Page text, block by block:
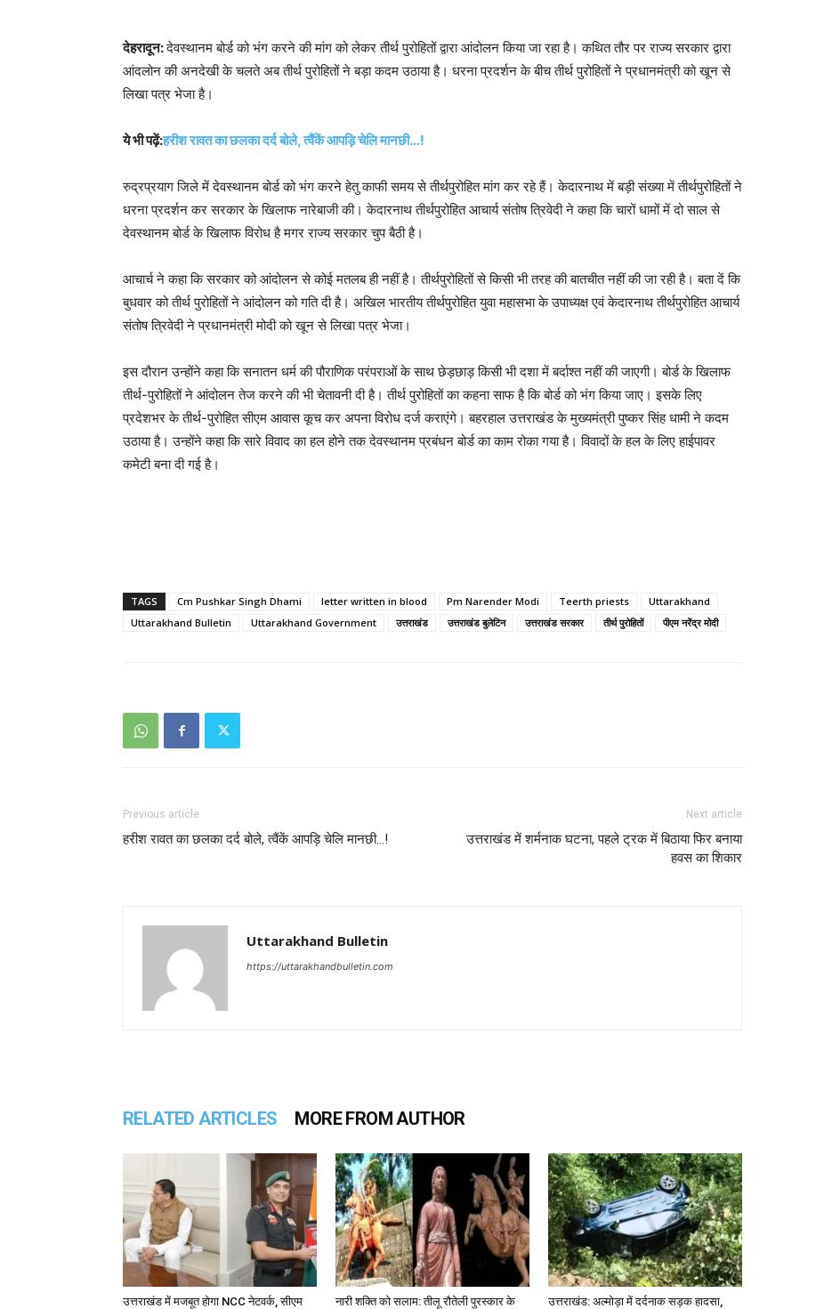
देहरादून:देवस्थानम बोर्ड को भंग करने की मांग को लेकर तीर्थ पुरोहितों द्वारा आंदोलन किया जा रहा है। कथित तौर पर राज्य सरकार द्वारा
आंदलोन की अनदेखी के चलते अब तीर्थ पुरोहितों ने बड़ा कदम उठाया है। धरना प्रदर्शन के बीच तीर्थ पुरोहितों ने प्रधानमंत्री को खून से
लिखा पत्र भेजा है।
ये भी पढ़ें:हरीश रावत का छलका दर्द बोले, त्वैंकें आपड़ि चेलि मानछी…!
रुद्रप्रयाग जिले में देवस्थानम बोर्ड को भंग करने हेतु काफी समय से तीर्थपुरोहित मांग कर रहे हैं। केदारनाथ में बड़ी संख्या में तीर्थपुरोहितों ने
धरना प्रदर्शन कर सरकार के खिलाफ नारेबाजी की। केदारनाथ तीर्थपुरोहित आचार्य संतोष त्रिवेदी ने कहा कि चारों धामों में दो साल से
देवस्थानम बोर्ड के खिलाफ विरोध है मगर राज्य सरकार चुप बैठी है।
आचार्च ने कहा कि सरकार को आंदोलन से कोई मतलब ही नहीं है। तीर्थपुरोहितों से किसी भी तरह की बातचीत नहीं की जा रही है। बता दें कि
बुधवार को तीर्थ पुरोहितों ने आंदोलन को गति दी है। अखिल भारतीय तीर्थपुरोहित युवा महासभा के उपाध्यक्ष एवं केदारनाथ तीर्थपुरोहित आचार्य
संतोष त्रिवेदी ने प्रधानमंत्री मोदी को खून से लिखा पत्र भेजा।
इस दौरान उन्होंने कहा कि सनातन धर्म की पौराणिक परंपराओं के साथ छेड़छाड़ किसी भी दशा में बर्दाश्त नहीं की जाएगी। बोर्ड के खिलाफ
तीर्थ-पुरोहितों ने आंदोलन तेज करने की भी चेतावनी दी है। तीर्थ पुरोहितों का कहना साफ है कि बोर्ड को भंग किया जाए। इसके लिए
प्रदेशभर के तीर्थ-पुरोहित सीएम आवास कूच कर अपना विरोध दर्ज कराएंगे। बहरहाल उत्तराखंड के मुख्यमंत्री पुष्कर सिंह धामी ने कदम
उठाया है। उन्होंने कहा कि सारे विवाद का हल होने तक देवस्थानम प्रबंधन बोर्ड का काम रोका गया है। विवादों के हल के लिए हाईपावर
कमेटी बना दी गई है।
TAGS Cm Pushkar Singh Dhami letter written in blood Pm Narender Modi Teerth priests
Uttarakhand
Uttarakhand Bulletin
Uttarakhand Government उत्तराखंड उत्तराखंड बुलेटिन उत्तराखंड सरकार तीर्थ पुरोहितों पीएम नरेंद्र मोदी
Previous article
हरीश रावत का छलका दर्द बोले, त्वैंकें आपड़ि चेलि मानछी…!
Next article
उत्तराखंड में शर्मनाक घटना, पहले ट्रक में बिठाया फिर बनाया
हवस का शिकार
Uttarakhand Bulletin
https://uttarakhandbulletin.com
RELATED ARTICLES MORE FROM AUTHOR
उत्तराखंड में मजबूत होगा NCC नेटवर्क, सीएम
नारी शक्ति को सलाम: तीलू रौतेली पुरस्कार के
उत्तराखंड: अल्मोड़ा में दर्दनाक सड़क हादसा,